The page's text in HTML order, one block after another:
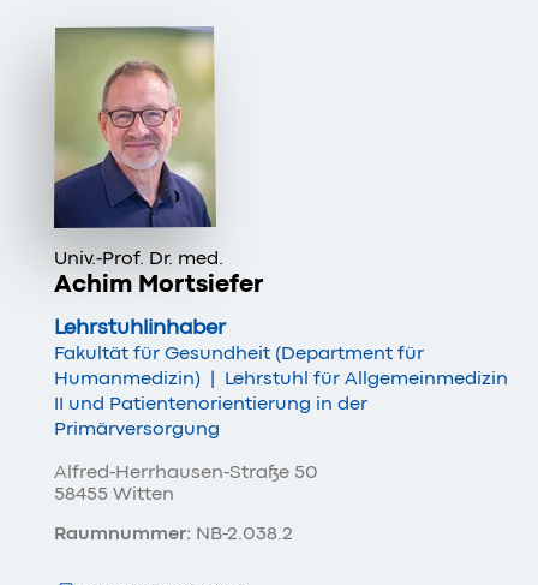
Univ.-Prof. Dr. med.
Achim Mortsiefer
Lehrstuhlinhaber
Fakultät für Gesundheit (Department für
Humanmedizin) | Lehrstuhl für Allgemeinmedizin
II und Patientenorientierung in der
Primärversorgung
Alfred-Herrhausen-Straße 50
58455 Witten
Raumnummer: NB-2.038.2